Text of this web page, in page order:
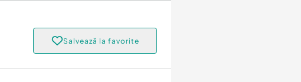
Salvează la favorite